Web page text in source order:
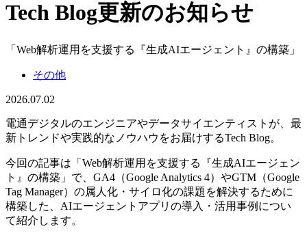
Tech Blog更新のお知らせ
「Web解析運用を支援する『生成AIエージェント』の構築」
その他
2026.07.02
電通デジタルのエンジニアやデータサイエンティストが、最
新トレンドや実践的なノウハウをお届けするTech Blog。
今回の記事は「Web解析運用を支援する『生成AIエージェン
ト』の構築」で、GA4（Google Analytics 4）やGTM（Google
Tag Manager）の属人化・サイロ化の課題を解決するために
構築した、AIエージェントアプリの導入・活用事例につい
て紹介します。